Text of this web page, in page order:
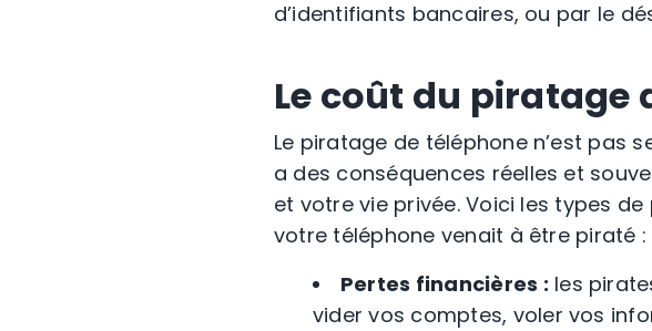
d’identifiants bancaires, ou par le
Le coût du piratage
Le piratage de téléphone n’est pas
a des conséquences réelles et
et votre vie privée. Voici les types
votre téléphone venait à être piraté :
Pertes financières : les
vider vos comptes, voler vos